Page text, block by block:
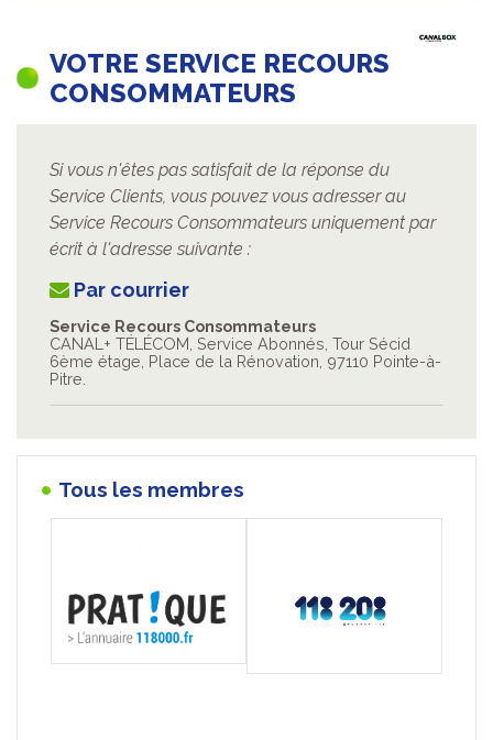
VOTRE SERVICE RECOURS
CONSOMMATEURS
Si vous n'êtes pas satisfait de la réponse du
Service Clients, vous pouvez vous adresser au
Service Recours Consommateurs uniquement par
écrit à l'adresse suivante :
Par courrier
Service Recours Consommateurs
CANAL+ TÉLÉCOM, Service Abonnés, Tour Sécid
6ème étage, Place de la Rénovation, 97110 Pointe-à-
Pitre.
Tous les membres